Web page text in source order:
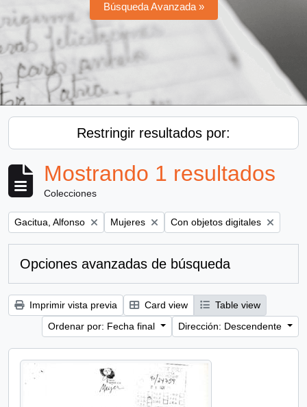
Búsqueda Avanzada »
Restringir resultados por:
Mostrando 1 resultados
Colecciones
Remove filter:
Gacitua, Alfonso Remove filter:
Mujeres Remove filter:
Con objetos digitales
Opciones avanzadas de búsqueda
Imprimir vista previa Card view
Table view
Ordenar por: Fecha final
Dirección: Descendente